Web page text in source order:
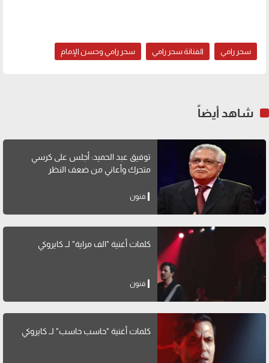
سحر رامي الفنانة سحر رامي سحر رامي وحسن الإمام
شاهد أيضاً
توفيق عبد الحميد: أجلس على كرسي
متحرك وأعاني من ضعف النظر
فنون
كلمات أغنية "الف مراية" لــ كايروكي
فنون
كلمات أغنية "حاسب حاسب" لــ كايروكي